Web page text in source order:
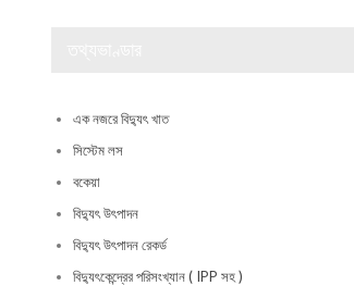
এক নজরে বিদ্যুৎ খাত
সিস্টেম লস
বকেয়া
বিদ্যুৎ উৎপাদন
বিদ্যুৎ উৎপাদন রেকর্ড
বিদ্যুৎকেন্দ্রের পরিসংখ্যান ( IPP সহ )